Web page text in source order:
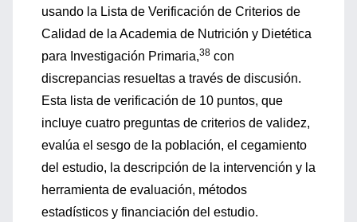
usando la Lista de Verificación de Criterios de
Calidad de la Academia de Nutrición y Dietética
para Investigación Primaria,38 con
discrepancias resueltas a través de discusión.
Esta lista de verificación de 10 puntos, que
incluye cuatro preguntas de criterios de validez,
evalúa el sesgo de la población, el cegamiento
del estudio, la descripción de la intervención y la
herramienta de evaluación, métodos
estadísticos y financiación del estudio.